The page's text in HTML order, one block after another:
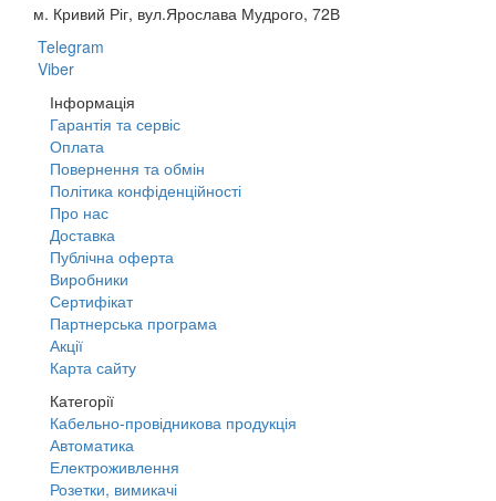
м. Кривий Ріг, вул.Ярослава Мудрого, 72В
Telegram
Viber
Інформація
Гарантія та сервіс
Оплата
Повернення та обмін
Політика конфіденційності
Про нас
Доставка
Публічна оферта
Виробники
Сертифікат
Партнерська програма
Акції
Карта сайту
Категорії
Кабельно-провідникова продукція
Автоматика
Електроживлення
Розетки, вимикачі